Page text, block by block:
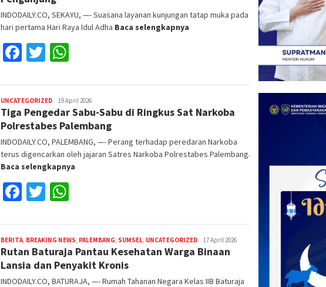
INDODAILY.CO, SEKAYU, —- Suasana layanan kunjungan tatap muka pada
hari pertama Hari Raya Idul Adha Baca selengkapnya
Facebook
Twitter
UNCATEGORIZED Reza
Fajri
19 April 2026
Tiga Pengedar Sabu-Sabu di Ringkus Sat Narkoba
Polrestabes Palembang
INDODAILY.CO, PALEMBANG, —- Perang terhadap peredaran Narkoba
terus digencarkan oleh jajaran Satres Narkoba Polrestabes Palembang.
Baca selengkapnya
Facebook
Twitter
BERITA, BREAKING NEWS, PALEMBANG, SUMSEL, UNCATEGORIZED Reza
Fajri
17 April 2026
Rutan Baturaja Pantau Kesehatan Warga Binaan
Lansia dan Penyakit Kronis
INDODAILY.CO, BATURAJA, —- Rumah Tahanan Negara Kelas IIB Baturaja